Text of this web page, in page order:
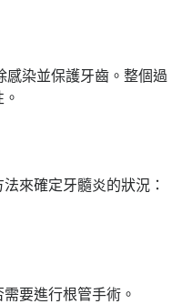
感染並保護牙齒。整個過
來確定牙髓炎的狀況：
要進行根管手術。